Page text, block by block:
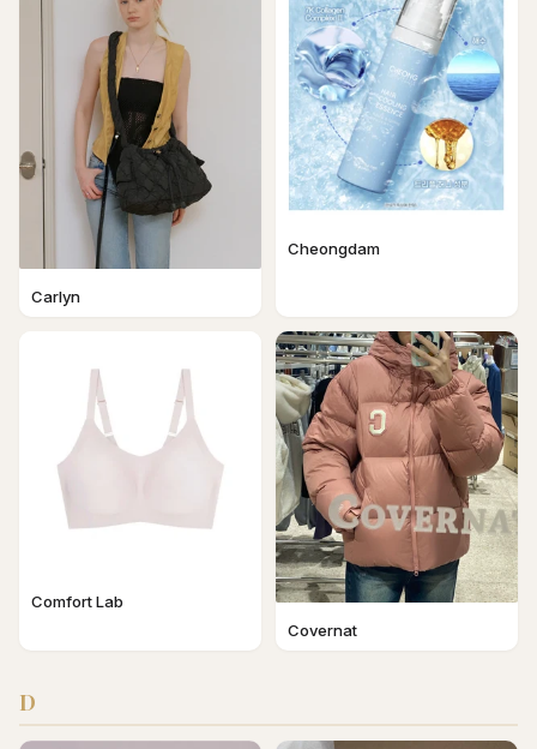
Carlyn
Cheongdam
Comfort Lab
Covernat
D